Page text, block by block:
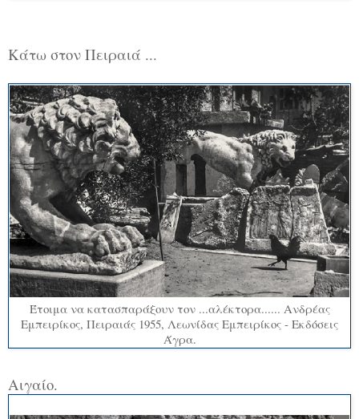
Κάτω στον Πειραιά ...
Έτοιμα να κατασπαράξουν τον ...αλέκτορα...... Ανδρέας
Εμπειρίκος, Πειραιάς 1955, Λεωνίδας Εμπειρίκος - Εκδόσεις
Άγρα.
Αιγαίο.